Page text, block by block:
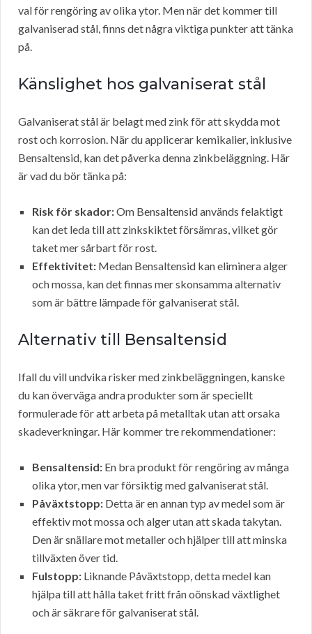
val för rengöring av olika ytor. Men när det kommer till
galvaniserad stål, finns det några viktiga punkter att tänka
på.
Känslighet hos galvaniserat stål
Galvaniserat stål är belagt med zink för att skydda mot
rost och korrosion. När du applicerar kemikalier, inklusive
Bensaltensid, kan det påverka denna zinkbeläggning. Här
är vad du bör tänka på:
Risk för skador:Om Bensaltensid används felaktigt
kan det leda till att zinkskiktet försämras, vilket gör
taket mer sårbart för rost.
Effektivitet: Medan Bensaltensid kan eliminera alger
och mossa, kan det finnas mer skonsamma alternativ
som är bättre lämpade för galvaniserat stål.
Alternativ till Bensaltensid
Ifall du vill undvika risker med zinkbeläggningen, kanske
du kan överväga andra produkter som är speciellt
formulerade för att arbeta på metalltak utan att orsaka
skadeverkningar. Här kommer tre rekommendationer:
Bensaltensid: En bra produkt för rengöring av många
olika ytor, men var försiktig med galvaniserat stål.
Påväxtstopp: Detta är en annan typ av medel som är
effektiv mot mossa och alger utan att skada takytan.
Den är snällare mot metaller och hjälper till att minska
tillväxten över tid.
Fulstopp: Liknande Påväxtstopp, detta medel kan
hjälpa till att hålla taket fritt från oönskad växtlighet
och är säkrare för galvaniserat stål.